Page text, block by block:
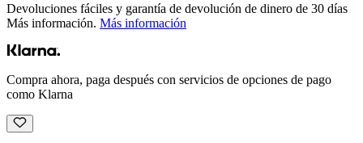
Devoluciones fáciles y garantía de devolución de dinero de 30 días
Más información. Más información
Compra ahora, paga después con servicios de opciones de pago
como Klarna